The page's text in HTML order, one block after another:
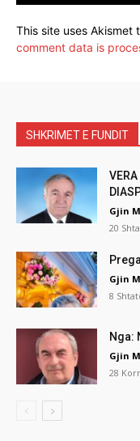
This site uses Akismet
comment data is
SHKRIMET E FUNDIT
Gjin
20
Gjin
8
Nga:
Gjin
28